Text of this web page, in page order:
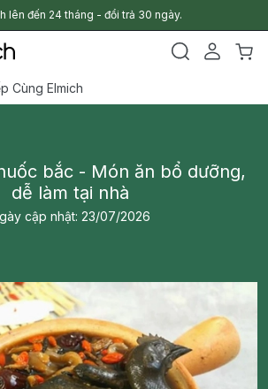
lên đến 24 tháng - đổi trả 30 ngày.
Cùng Elmich
bắc - Món ăn bổ dưỡng,
dễ làm tại nhà
cập nhật: 23/07/2026